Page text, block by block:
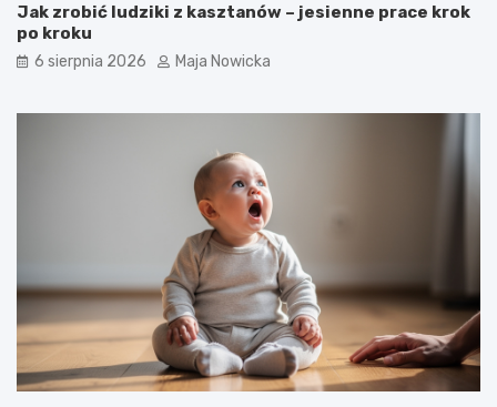
Jak zrobić ludziki z kasztanów – jesienne prace krok
po kroku
6 sierpnia 2026 Maja Nowicka